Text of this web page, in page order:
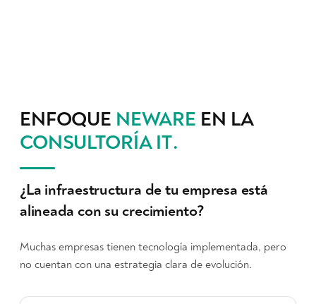
ENFOQUE NEWARE EN LA
CONSULTORÍA IT.
¿La infraestructura de tu empresa está
alineada con su crecimiento?
Muchas empresas tienen tecnología implementada, pero
no cuentan con una estrategia clara de evolución.